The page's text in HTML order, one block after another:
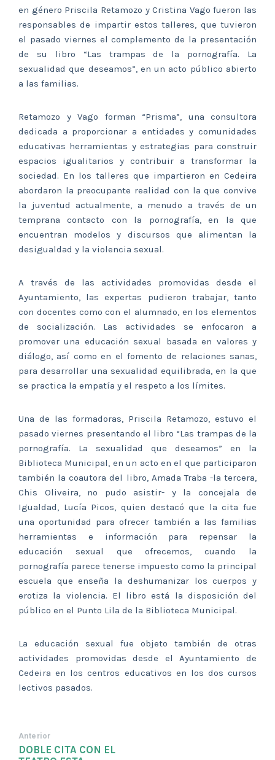
en género Priscila Retamozo y Cristina Vago fueron las
responsables de impartir estos talleres, que tuvieron
el pasado viernes el complemento de la presentación
de su libro “Las trampas de la pornografía. La
sexualidad que deseamos”, en un acto público abierto
a las familias.
Retamozo y Vago forman “Prisma”, una consultora
dedicada a proporcionar a entidades y comunidades
educativas herramientas y estrategias para construir
espacios igualitarios y contribuir a transformar la
sociedad. En los talleres que impartieron en Cedeira
abordaron la preocupante realidad con la que convive
la juventud actualmente, a menudo a través de un
temprana contacto con la pornografía, en la que
encuentran modelos y discursos que alimentan la
desigualdad y la violencia sexual.
A través de las actividades promovidas desde el
Ayuntamiento, las expertas pudieron trabajar, tanto
con docentes como con el alumnado, en los elementos
de socialización. Las actividades se enfocaron a
promover una educación sexual basada en valores y
diálogo, así como en el fomento de relaciones sanas,
para desarrollar una sexualidad equilibrada, en la que
se practica la empatía y el respeto a los límites.
Una de las formadoras, Priscila Retamozo, estuvo el
pasado viernes presentando el libro “Las trampas de la
pornografía. La sexualidad que deseamos” en la
Biblioteca Municipal, en un acto en el que participaron
también la coautora del libro, Amada Traba -la tercera,
Chis Oliveira, no pudo asistir- y la concejala de
Igualdad, Lucía Picos, quien destacó que la cita fue
una oportunidad para ofrecer también a las familias
herramientas e información para repensar la
educación sexual que ofrecemos, cuando la
pornografía parece tenerse impuesto como la principal
escuela que enseña la deshumanizar los cuerpos y
erotiza la violencia. El libro está la disposición del
público en el Punto Lila de la Biblioteca Municipal.
La educación sexual fue objeto también de otras
actividades promovidas desde el Ayuntamiento de
Cedeira en los centros educativos en los dos cursos
lectivos pasados.
Anterior
DOBLE CITA CON EL